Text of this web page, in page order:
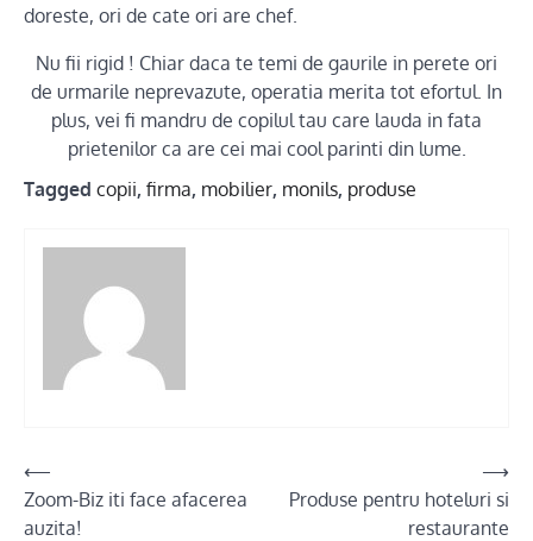
doreste, ori de cate ori are chef.
Nu fii rigid ! Chiar daca te temi de gaurile in perete ori
de urmarile neprevazute, operatia merita tot efortul. In
plus, vei fi mandru de copilul tau care lauda in fata
prietenilor ca are cei mai cool parinti din lume.
Tagged copii, firma, mobilier, monils, produse
Post
navigation
⟵
Zoom-Biz iti face afacerea
auzita!
Produse pentru hoteluri si
restaurante
⟶